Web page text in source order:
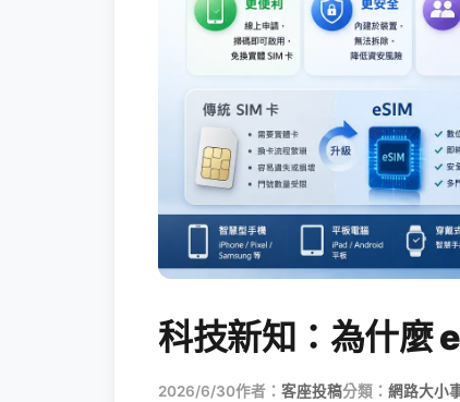
科技新知：為什麼
2026/6/30作者： 客座投稿分類： 網路大小